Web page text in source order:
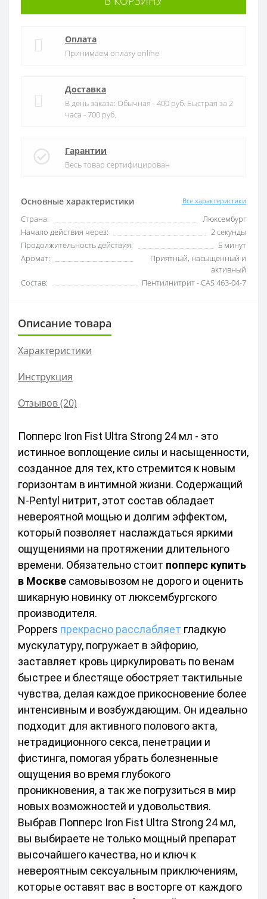
Основные характеристики Все характеристики
Страна:
Люксембург
Начало действия через:
2 секунды
Продолжительность действия:
5 минут
Аромат:
Приятный, насыщенный и
активный
Состав:
Пентилнитрит - CAS 463-04-7
Оплата
Принимаем оплату online
Доставка
В день заказа: Обычная - 400 руб. Быстрая за 2
часа - 700 руб.
Гарантии
Весь товар сертифицирован
Описание товара
Характеристики
Инструкция
Отзывов (20)
Попперс Iron Fist Ultra Strong 24 мл - это
истинное воплощение силы и насыщенности,
созданное для тех, кто стремится к новым
горизонтам в интимной жизни. Содержащий
N-Pentyl нитрит, этот состав обладает
невероятной мощью и долгим эффектом,
который позволяет наслаждаться яркими
ощущениями на протяжении длительного
времени. Обязательно стоит попперс купить
в Москве самовывозом не дорого и оценить
шикарную новинку от люксембургского
производителя.
Poppers прекрасно расслабляет гладкую
мускулатуру, погружает в эйфорию,
заставляет кровь циркулировать по венам
быстрее и блестяще обостряет тактильные
чувства, делая каждое прикосновение более
интенсивным и возбуждающим. Он идеально
подходит для активного полового акта,
нетрадиционного секса, пенетрации и
фистинга, помогая убрать болезненные
ощущения во время глубокого
проникновения, а так же погрузиться в мир
новых возможностей и удовольствия.
Выбрав Попперс Iron Fist Ultra Strong 24 мл,
вы выбираете не только мощный препарат
высочайшего качества, но и ключ к
невероятным сексуальным приключениям,
которые оставят вас в восторге от каждого